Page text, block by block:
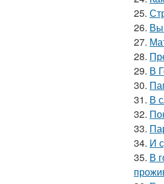
25.
26. Вы
27.
28.
29. В
30.
31. В
32.
33.
34. И
35. В